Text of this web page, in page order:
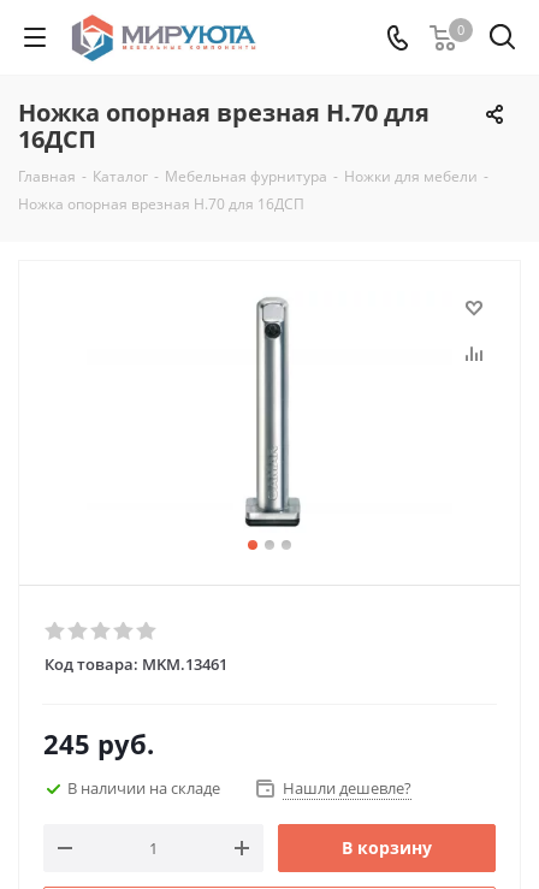
0
Ножка опорная врезная Н.70 для
16ДСП
Главная - Каталог - Мебельная фурнитура - Ножки для мебели -
Ножка опорная врезная Н.70 для 16ДСП
Код товара: MKM.13461
245 руб.
В наличии на складе Нашли дешевле?
В корзину